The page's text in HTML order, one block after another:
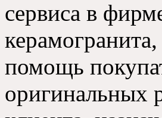
сервиса в
помощь
оригинальных